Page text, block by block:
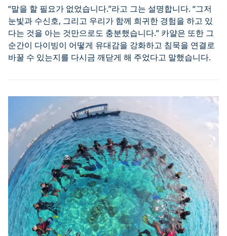
“말을 할 필요가 없었습니다.”라고 그는 설명합니다. “그저
눈빛과 수신호, 그리고 우리가 함께 희귀한 경험을 하고 있
다는 것을 아는 것만으로도 충분했습니다.” 카얄은 또한 그
순간이 다이빙이 어떻게 유대감을 강화하고 침묵을 연결로
바꿀 수 있는지를 다시금 깨닫게 해 주었다고 말했습니다.